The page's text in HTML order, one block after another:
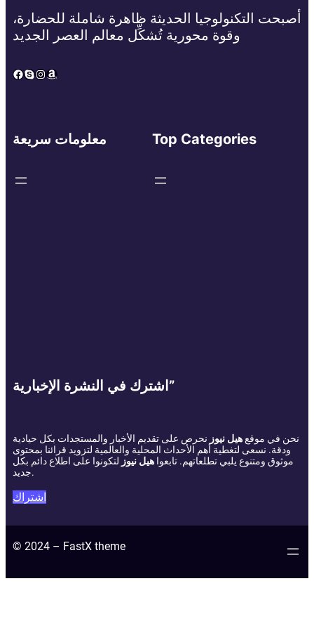
أصبحت التكنولوجيا الحديثة ظاهرة شاملة للحضارة،
وقوة محورية تُشكِّل معالم العصر الجديد
Facebook
Skype
Instagram
Amazon
معلومات سريعة Top Categories
اشترك في النشرة الإخبارية”
نحن في موقع هيل نيوز نحرص على تقديم الأخبار والمستجدات بكل حيادية
ودقة. نسعى لتغطية أهم الأحداث المحلية والعالمية لتزويد قرائنا بمحتوى
موثوق ومتنوع يلبي تطلعاتهم. تابعوا هيل نيوز لتكونوا على اطلاع دائم بكل
جديد.
اشتراك
© 2024 – FastX theme